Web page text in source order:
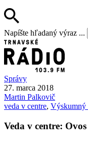
Napíšte hľadaný výraz ...
Správy
27. marca 2018
Martin Palkovič
veda v centre, Výskumný
Veda v centre: